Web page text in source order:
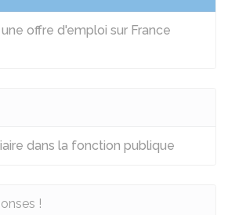
offre d'emploi sur France
dans la fonction publique
!